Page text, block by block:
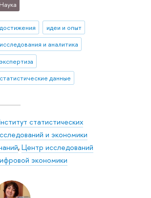
Наука
достижения
идеи и опыт
исследования и аналитика
экспертиза
статистические данные
статистических
и экономики
,Центр исследований
экономики